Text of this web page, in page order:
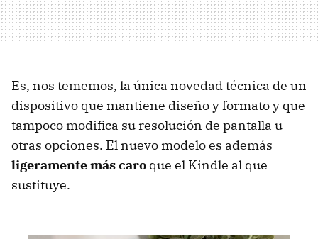
Es, nos tememos, la única novedad técnica de un
dispositivo que mantiene diseño y formato y que
tampoco modifica su resolución de pantalla u
otras opciones. El nuevo modelo es además
ligeramente más caro que el Kindle al que
sustituye.